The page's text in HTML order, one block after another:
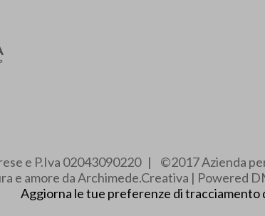
e P.Iva 02043090220 | ©2017 Azienda
e amore da Archimede.Creativa | Powered
Aggiorna le tue preferenze di tracciamento